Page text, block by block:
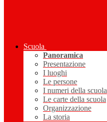
Scuola
Panoramica
Presentazione
I luoghi
Le persone
I numeri della scuola
Le carte della scuola
Organizzazione
La storia